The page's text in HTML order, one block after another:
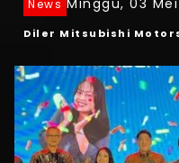
News Minggu, 03
Diler Mitsubishi